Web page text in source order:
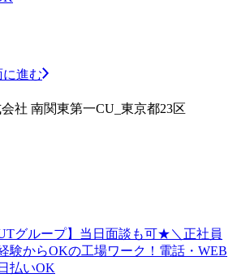
に進む
社 南関東第一CU_東京都23区
グループ】当日面談も可★＼正社員
験からOKの工場ワーク！電話・WEB
払いOK